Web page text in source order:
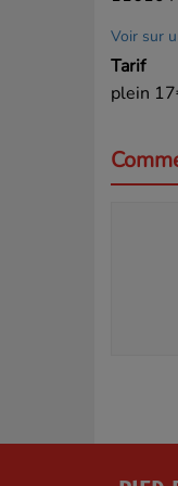
Voir sur
Tarif
plein